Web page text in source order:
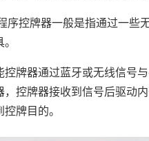
序控牌器一般是指通过一些
牌器通过蓝牙或无线信号
控牌器接收到信号后驱动
牌目的。